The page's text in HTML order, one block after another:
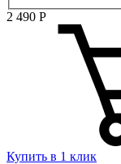
2 490 Р
Купить в 1 клик